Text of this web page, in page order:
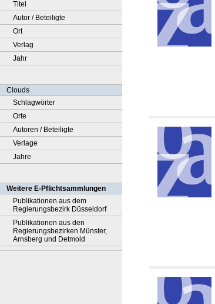
Titel
Autor / Beteiligte
Ort
Verlag
Jahr
Clouds
Schlagwörter
Orte
Autoren / Beteiligte
Verlage
Jahre
Weitere E-Pflichtsammlungen
Publikationen aus dem
Regierungsbezirk Düsseldorf
Publikationen aus den
Regierungsbezirken Münster,
Arnsberg und Detmold